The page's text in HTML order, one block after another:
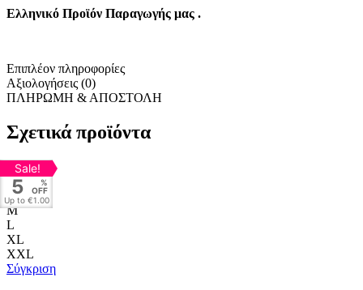
Ελληνικό Προϊόν Παραγωγής μας .
Επιπλέον πληροφορίες
Αξιολογήσεις (0)
ΠΛΗΡΩΜΗ & ΑΠΟΣΤΟΛΗ
Σχετικά προϊόντα
Sale!
5
%
OFF
Up to €1.00
S
M
L
XL
XXL
Σύγκριση